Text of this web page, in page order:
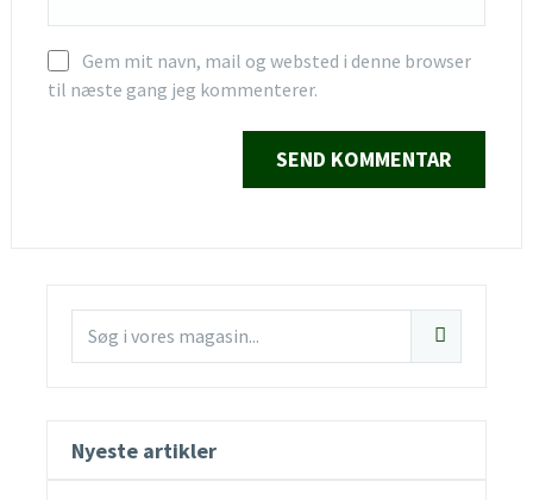
Gem mit navn, mail og websted i denne browser
til næste gang jeg kommenterer.
Nyeste artikler